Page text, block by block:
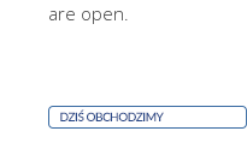
are open.